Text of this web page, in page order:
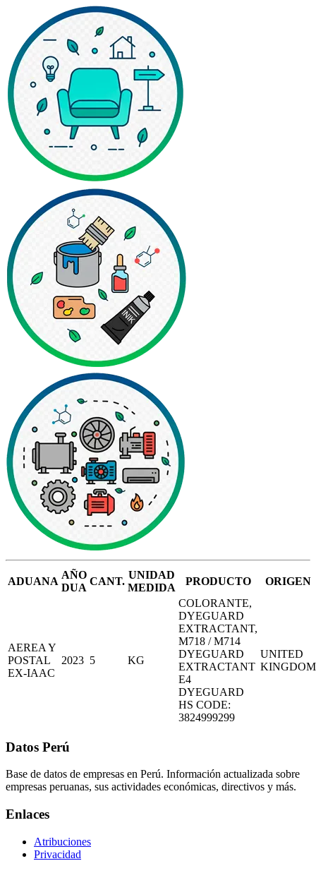
ADUANA
AÑO
DUA
CANT.
UNIDAD
MEDIDA
PRODUCTO ORIGEN
AEREA Y
POSTAL
EX-IAAC
2023 5 KG
COLORANTE,
DYEGUARD
EXTRACTANT,
M718 / M714
DYEGUARD
EXTRACTANT
E4
DYEGUARD
HS CODE:
3824999299
UNITED
KINGDOM
Datos Perú
Base de datos de empresas en Perú. Información actualizada sobre
empresas peruanas, sus actividades económicas, directivos y más.
Enlaces
Atribuciones
Privacidad